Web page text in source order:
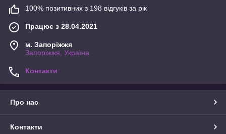
100% позитивних з 198 відгуків за рік
Працює з 28.04.2021
м. Запоріжжя
Запоріжжя, Україна
Контакти
Про нас
Контакти